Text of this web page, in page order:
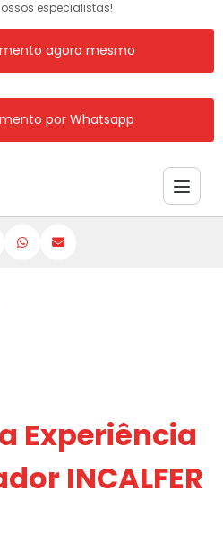
especialistas!
agora mesmo
por Whatsapp
Experiência
INCALFER